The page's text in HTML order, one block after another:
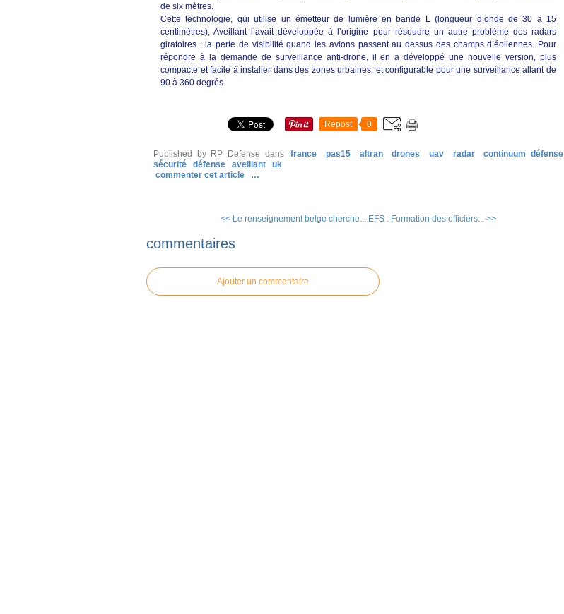
de six mètres.
Cette technologie, qui utilise un émetteur de lumière en bande L (longueur d’onde de 30 à 15
centimètres), Aveillant l’avait développée à l’origine pour résoudre un autre problème des radars
giratoires : la perte de visibilité quand les avions passent au dessus des champs d’éoliennes. Pour
répondre à la demande de surveillance anti-drone, il en a développé une nouvelle version, plus
compacte et facile à installer dans des zones urbaines, et configurable pour une surveillance allant de
90 à 360 degrés.
Repost 0
Published by RP Defense dans france pas15 altran drones uav radar
continuum défense
sécurité
défense aveillant
uk
commenter cet article
…
<< Le renseignement belge cherche... EFS : Formation des officiers... >>
commentaires
Ajouter un commentaire